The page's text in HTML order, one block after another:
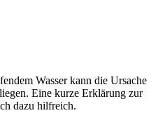
Wasser kann die Ursache
Eine kurze Erklärung zur
dazu hilfreich.